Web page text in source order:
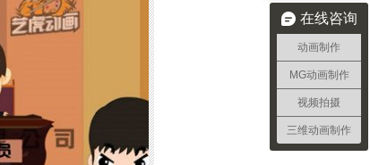
在线咨询
动画制作
MG动画制作
视频拍摄
三维动画制作